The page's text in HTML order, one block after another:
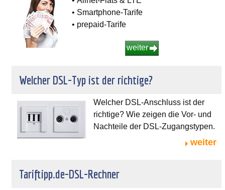
• Smartphone-Tarife
• prepaid-Tarife
weiter
Welcher DSL-Typ ist der richtige?
Welcher DSL-Anschluss ist der
richtige? Wie zeigen die Vor- und
Nachteile der DSL-Zugangstypen.
weiter
Tariftipp.de-DSL-Rechner